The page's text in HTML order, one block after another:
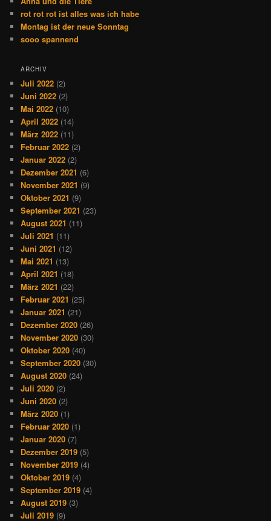
rot rot rot ist alles was ich habe
Montag ist der neue Sonntag
sooo spannend
ARCHIV
Juli 2022 (2)
Juni 2022 (2)
Mai 2022 (10)
April 2022 (14)
März 2022 (11)
Februar 2022 (2)
Januar 2022 (2)
Dezember 2021 (6)
November 2021 (9)
Oktober 2021 (9)
September 2021 (23)
August 2021 (11)
Juli 2021 (11)
Juni 2021 (12)
Mai 2021 (13)
April 2021 (18)
März 2021 (22)
Februar 2021 (25)
Januar 2021 (21)
Dezember 2020 (26)
November 2020 (30)
Oktober 2020 (40)
September 2020 (30)
August 2020 (24)
Juli 2020 (2)
Juni 2020 (2)
März 2020 (1)
Februar 2020 (1)
Januar 2020 (7)
Dezember 2019 (5)
November 2019 (4)
Oktober 2019 (4)
September 2019 (4)
August 2019 (3)
Juli 2019 (9)